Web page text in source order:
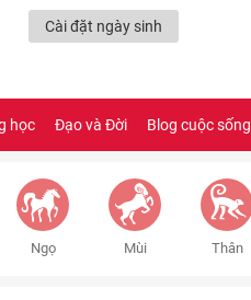
Cài đặt ngày sinh
học Đạo và Đời Blog cuộc sống
Ngọ Mùi Thân